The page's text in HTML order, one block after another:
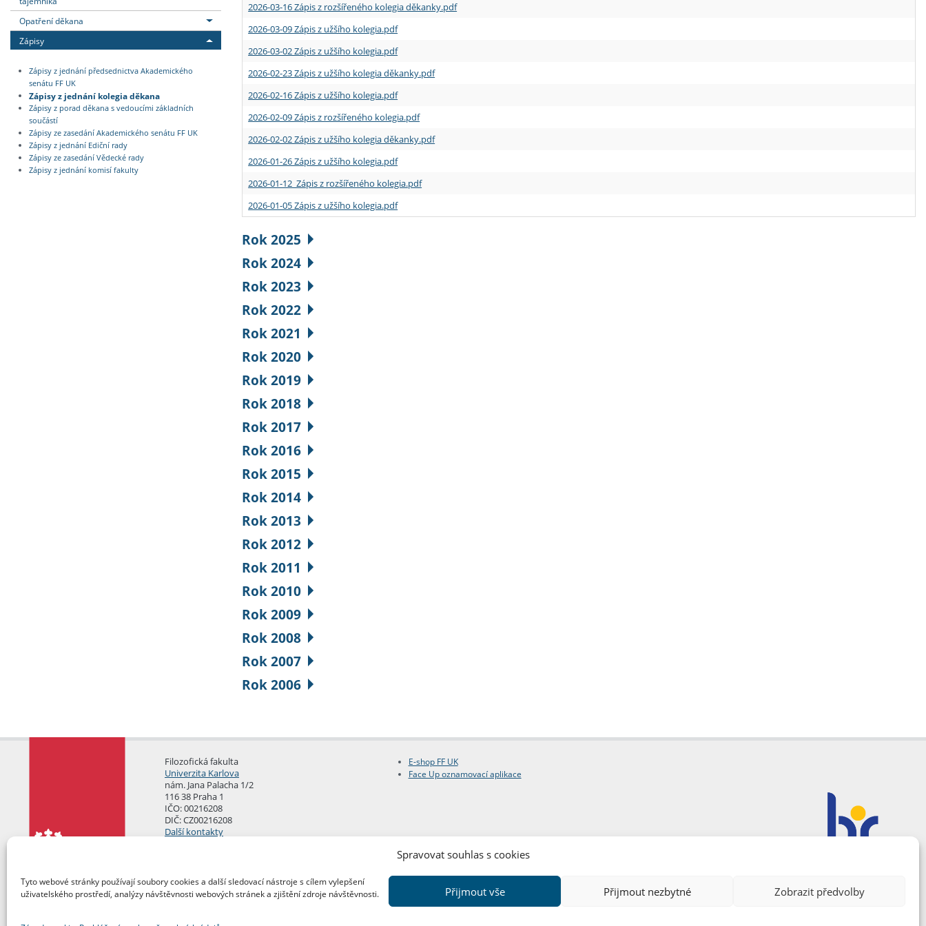
Spravovat souhlas s cookies
Tyto webové stránky používají soubory cookies a další sledovací nástroje s cílem vylepšení
uživatelského prostředí, analýzy návštěvnosti webových stránek a zjištění zdroje návštěvnosti.
Přijmout vše Přijmout nezbytné Zobrazit předvolby
Opatření děkana
Zápisy
Zápisy z jednání předsednictva Akademického
senátu FF UK
Zápisy z jednání kolegia děkana
Zápisy z porad děkana s vedoucími základních
součástí
Zápisy ze zasedání Akademického senátu FF UK
Zápisy z jednání Ediční rady
Zápisy ze zasedání Vědecké rady
Zápisy z jednání komisí fakulty
2026-03-16 Zápis z rozšířeného kolegia děkanky.pdf
2026-03-09 Zápis z užšího kolegia.pdf
2026-03-02 Zápis z užšího kolegia.pdf
2026-02-23 Zápis z užšího kolegia děkanky.pdf
2026-02-16 Zápis z užšího kolegia.pdf
2026-02-09 Zápis z rozšířeného kolegia.pdf
2026-02-02 Zápis z užšího kolegia děkanky.pdf
2026-01-26 Zápis z užšího kolegia.pdf
2026-01-12 Zápis z rozšířeného kolegia.pdf
2026-01-05 Zápis z užšího kolegia.pdf
Rok 2025
Rok 2024
Rok 2023
Rok 2022
Rok 2021
Rok 2020
Rok 2019
Rok 2018
Rok 2017
Rok 2016
Rok 2015
Rok 2014
Rok 2013
Rok 2012
Rok 2011
Rok 2010
Rok 2009
Rok 2008
Rok 2007
Rok 2006
Filozofická fakulta
Univerzita Karlova
nám. Jana Palacha 1/2
116 38 Praha 1
IČO: 00216208
DIČ: CZ00216208
Další kontakty
E-shop FF UK
Face Up oznamovací aplikace